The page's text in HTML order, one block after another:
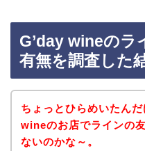
G’day wineのラ
有無を調査した
ちょっとひらめいたん
wineのお店でラインの
ないのかな～。